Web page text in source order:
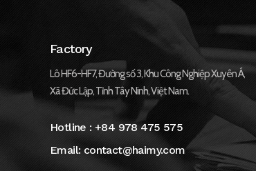
Factory
Lô HF6-HF7, Đường số 3, Khu Công Nghiệp Xuyên Á,
Xã Đức Lập, Tỉnh Tây Ninh, Việt Nam.
Hotline :+84 978 475 575
Email:contact@haimy.com